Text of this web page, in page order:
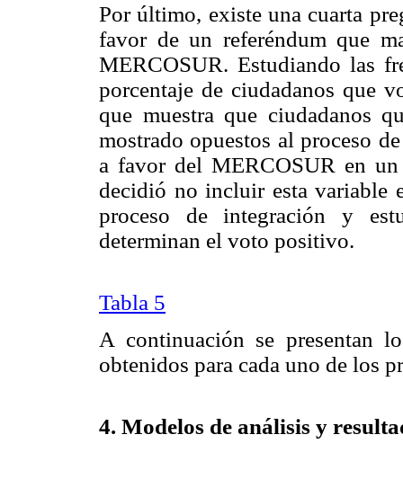
Por último, existe una cuarta
favor de un referéndum que
MERCOSUR. Estudiando las
porcentaje de ciudadanos que
que muestra que ciudadanos
mostrado opuestos al proceso
a favor del MERCOSUR en
decidió no incluir esta variable
proceso de integración y
determinan el voto positivo.
Tabla 5
A continuación se presentan
obtenidos para cada uno de los
4. Modelos de análisis y